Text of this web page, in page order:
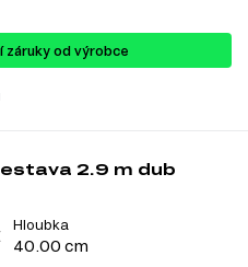
záruky od výrobce
2.9 m dub
Hloubka
40.00 cm